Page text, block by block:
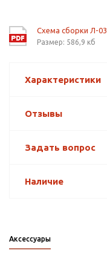
Схема сборки Л-03
Размер: 586,9 кб
Характеристики
Отзывы
Задать вопрос
Наличие
Аксессуары